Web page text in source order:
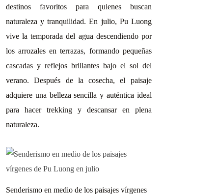
destinos favoritos para quienes buscan
naturaleza y tranquilidad. En julio, Pu Luong
vive la temporada del agua descendiendo por
los arrozales en terrazas, formando pequeñas
cascadas y reflejos brillantes bajo el sol del
verano. Después de la cosecha, el paisaje
adquiere una belleza sencilla y auténtica ideal
para hacer trekking y descansar en plena
naturaleza.
Senderismo en medio de los paisajes vírgenes